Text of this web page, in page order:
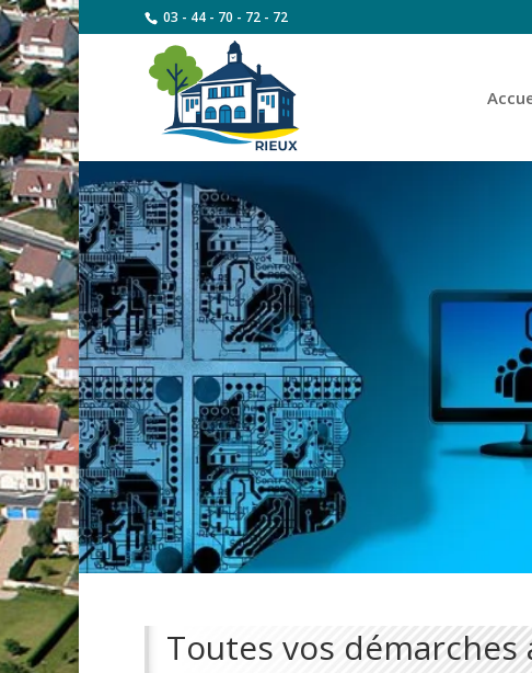
03 - 44 - 70 - 72 - 72
Toutes vos